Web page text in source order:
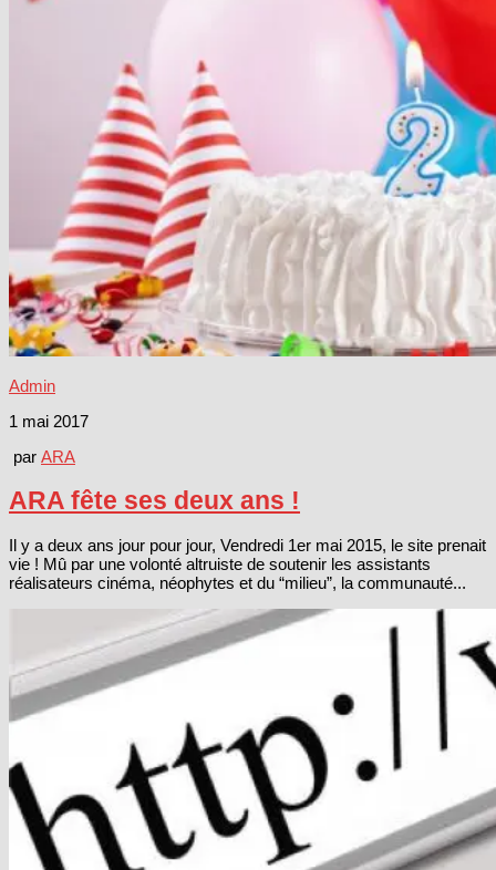
Admin
1 mai 2017
par ARA
ARA fête ses deux ans !
Il y a deux ans jour pour jour, Vendredi 1er mai 2015, le site prenait
vie ! Mû par une volonté altruiste de soutenir les assistants
réalisateurs cinéma, néophytes et du “milieu”, la communauté...